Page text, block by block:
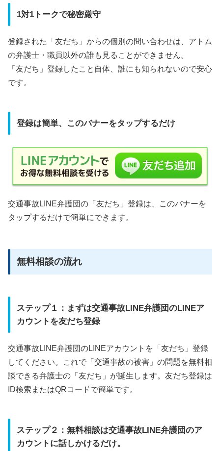
1対1トークで秘密厳守
登録された「友だち」からの個別の問い合わせは、アトム
の弁護士・職員以外の誰も見ることができません。
「友だち」登録したこと自体、誰にも知られないので安心
です。
登録は簡単、このバナーをタップするだけ
交通事故LINE弁護団の「友だち」登録は、このバナーを
タップするだけで簡単にできます。
無料相談の流れ
ステップ１：まずは交通事故LINE弁護団のLINEア
カウントを友だち登録
交通事故LINE弁護団のLINEアカウントを「友だち」登録
してください。これで「交通事故の被害」の問題を無料相
談できる弁護士の「友だち」が誕生します。友だち登録は
ID検索またはQRコードで簡単です。
ステップ２：無料相談は交通事故LINE弁護団のア
カウントに話しかけるだけ。